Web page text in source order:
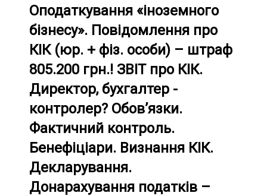
Оподаткування «іноземного
бізнесу». Повідомлення про
КІК (юр. + фіз. особи) – штраф
805.200 грн.! ЗВІТ про КІК.
Директор, бухгалтер -
контролер? Обов’язки.
Фактичний контроль.
Бенефіціари. Визнання КІК.
Декларування.
Донарахування податків –